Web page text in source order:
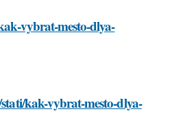
vybrat-mesto-dlya-
kak-vybrat-mesto-dlya-